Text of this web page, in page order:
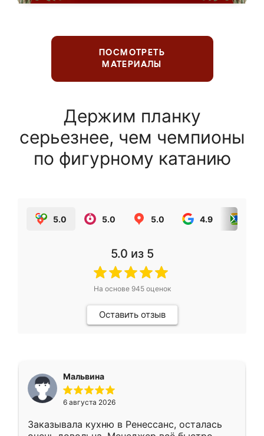
ПОСМОТРЕТЬ
МАТЕРИАЛЫ
Держим планку
серьезнее, чем чемпионы
по фигурному катанию
5.0 5.0 5.0 4.9
5.0 из 5
На основе 945оценок
Оставить отзыв
Мальвина
6 августа 2026
Заказывала кухню в Ренессанс, осталась